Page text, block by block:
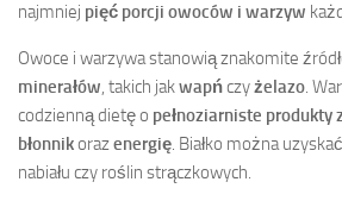
najmniej pięć porcji owoców i warzyw
Owoce i warzywa stanowią znakomite
minerałów, takich jakwapńczyżelazo.
codzienną dietę o pełnoziarniste produkty
błonnikorazenergię. Białko można
nabiału czy roślin strączkowych.